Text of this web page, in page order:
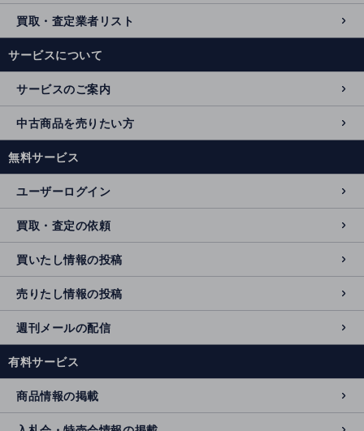
買取・査定業者リスト
サービスについて
サービスのご案内
中古商品を売りたい方
無料サービス
ユーザーログイン
買取・査定の依頼
買いたし情報の投稿
売りたし情報の投稿
週刊メールの配信
有料サービス
商品情報の掲載